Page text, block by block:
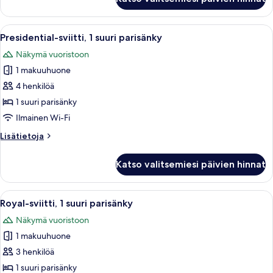
1
suuri
parisänky
Avaa
kaikki
huonetyypin
Presidential-
sviitti,
1
suuri
kuvat
Hotellihuone, jossa on suuri sänky,
6
Presidential-sviitti, 1 suuri parisänky
Näkymä vuoristoon
1 makuuhuone
4 henkilöä
1 suuri parisänky
Ilmainen Wi-Fi
Lisätietoja
Lisätietoja
1
suuri
parisänky
Katso valitsemiesi päivien hinnat
Avaa
kaikki
huonetyypin
Royal-
sviitti,
1
Hotellihuone, jossa on suuri sänky,
3
Royal-sviitti, 1 suuri parisänky
Näkymä vuoristoon
1 makuuhuone
3 henkilöä
1 suuri parisänky